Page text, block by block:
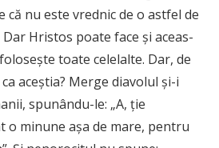
că nu este vrednic de o astfel de
Hristos poate face şi aceas­
toate celelalte. Dar, de
aceştia? Merge diavolul şi-i
spunându-le: „A, ţie
o minune aşa de mare, pen­tru